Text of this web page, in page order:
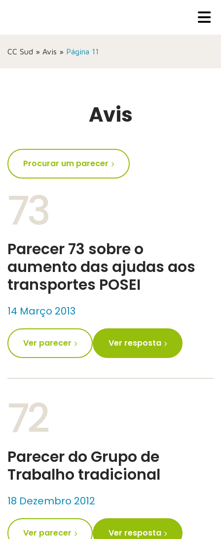
CC Sud » Avis » Página 11
Avis
73
Parecer 73 sobre o
aumento das ajudas aos
transportes POSEI
14 Março 2013
Ver parecer Ver resposta
72
Parecer do Grupo de
Trabalho tradicional
18 Dezembro 2012
Ver parecer Ver resposta
Procurar um parecer